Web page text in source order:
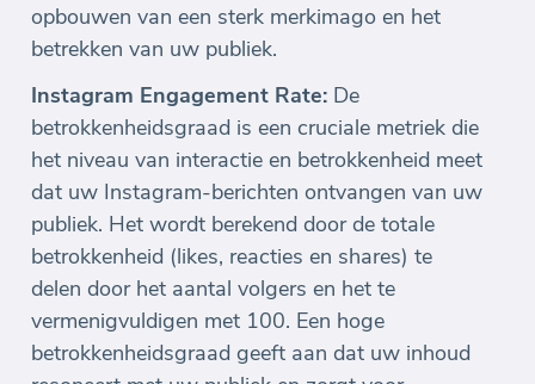
opbouwen van een sterk merkimago en het
betrekken van uw publiek.
Instagram Engagement Rate: De
betrokkenheidsgraad is een cruciale metriek die
het niveau van interactie en betrokkenheid meet
dat uw Instagram-berichten ontvangen van uw
publiek. Het wordt berekend door de totale
betrokkenheid (likes, reacties en shares) te
delen door het aantal volgers en het te
vermenigvuldigen met 100. Een hoge
betrokkenheidsgraad geeft aan dat uw inhoud